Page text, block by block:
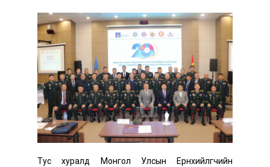
Тус хуралд Монгол Улсын Ерөнхийлөгчийн